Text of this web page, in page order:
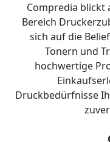
Compredia blickt
Bereich
sich auf die
Tonern und
hochwertige
Druckbedürfnisse